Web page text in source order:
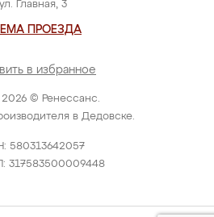
© Ренессанс.
в Дедовске.
580313642057
317583500009448
ул. Главная, 3
ПРОЕЗДА
в избранное